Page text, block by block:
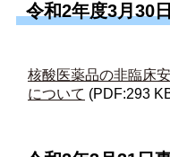
令和2年度3月30
核酸医薬品の非臨床
について (PDF:293